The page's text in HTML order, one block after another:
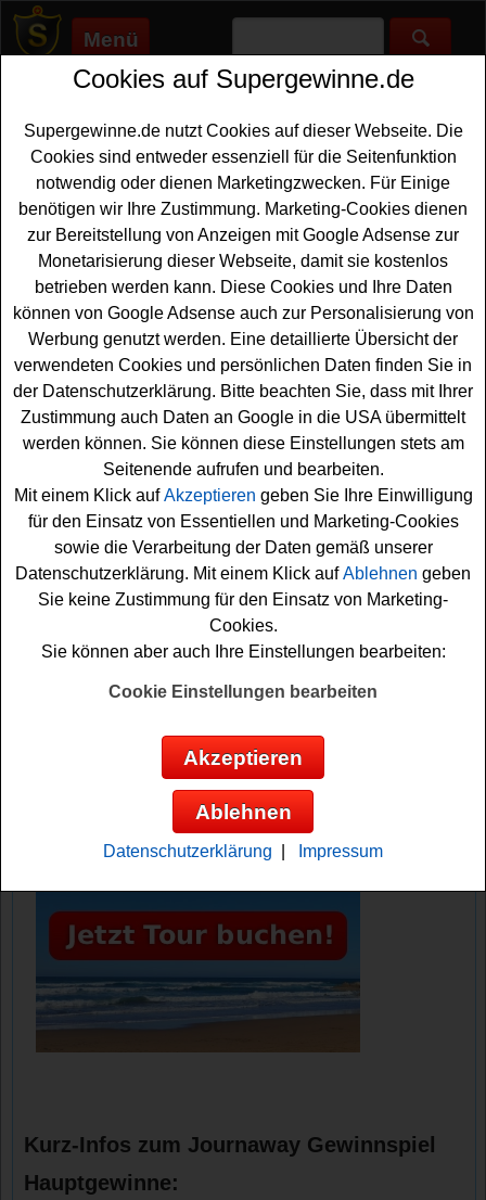
Menü
Supergewinne.de>Gewinnspiele>Reise Gewinnspiele>
Anzeige:
Anzeige:
Journaway Gewinnspiel - Bali
Reise gewinnen
Wer gern eine tolle Bali Reise gewinnenmöchte, sollte
bei diesem kostenlosen Journaway Gewinnspiel
mitmachen. Journaway verlost eine traumhafte Java und
Bali Reise im Wert von ca. 3600 Euro - und mit etwas
Glück können Sie den schönen BaliUrlaub gewinnen.
Falls Sie kostenlos bei dem Journaway Gewinnspiel
mitmachen möchten, müssen Sie nur kurz das kleine
Formular ausfüllen und können sich damit schon Ihre
Gewinnchance sichern. Vielleicht haben sie ja Glück und
können die tolle BaliReise gewinnen ? Auf jeden Fall
drücken wir schon einmal fest die Daumen. Viel Erfolg!
Journaway verlost eine traumhafte Bali
Kurz-Infos zum Journaway Gewinnspiel
Hauptgewinne:
Cookies auf Supergewinne.de
Supergewinne.de nutzt Cookies auf dieser Webseite. Die
Cookies sind entweder essenziell für die Seitenfunktion
notwendig oder dienen Marketingzwecken. Für Einige
benötigen wir Ihre Zustimmung. Marketing-Cookies dienen
zur Bereitstellung von Anzeigen mit Google Adsense zur
Monetarisierung dieser Webseite, damit sie kostenlos
betrieben werden kann. Diese Cookies und Ihre Daten
können von Google Adsense auch zur Personalisierung von
Werbung genutzt werden. Eine detaillierte Übersicht der
verwendeten Cookies und persönlichen Daten finden Sie in
der Datenschutzerklärung. Bitte beachten Sie, dass mit Ihrer
Zustimmung auch Daten an Google in die USA übermittelt
werden können. Sie können diese Einstellungen stets am
Seitenende aufrufen und bearbeiten.
Mit einem Klick aufAkzeptieren geben Sie Ihre Einwilligung
für den Einsatz von Essentiellen und Marketing-Cookies
sowie die Verarbeitung der Daten gemäß unserer
Datenschutzerklärung. Mit einem Klick aufAblehnen geben
Sie keine Zustimmung für den Einsatz von Marketing-
Cookies.
Sie können aber auch Ihre Einstellungen bearbeiten:
Cookie Einstellungen bearbeiten
Akzeptieren
Ablehnen
Datenschutzerklärung Impressum